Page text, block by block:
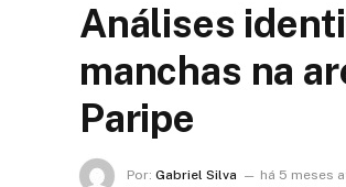
Análises
manchas na
Paripe
Por: Gabriel Silva há 5 meses